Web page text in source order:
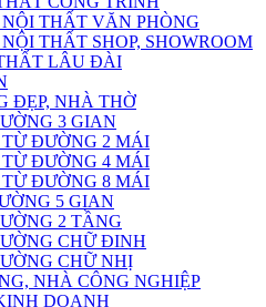
THẤT VĂN PHÒNG
THẤT SHOP, SHOWROOM
LÂU ĐÀI
ĐẸP, NHÀ THỜ
3 GIAN
ĐƯỜNG 2 MÁI
ĐƯỜNG 4 MÁI
ĐƯỜNG 8 MÁI
5 GIAN
2 TẦNG
CHỮ ĐINH
CHỮ NHỊ
NHÀ CÔNG NGHIỆP
DOANH